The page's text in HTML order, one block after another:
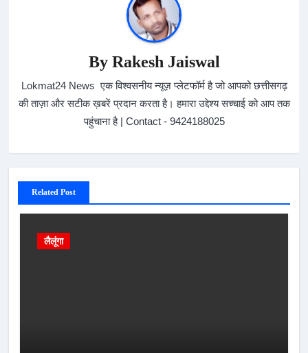
By Rakesh Jaiswal
Lokmat24 News एक विश्वसनीय न्यूज़ प्लेटफॉर्म है जो आपको छत्तीसगढ़
की ताज़ा और सटीक ख़बरें प्रदान करता है। हमारा उद्देश्य सच्चाई को आप तक
पहुंचाना है | Contact - 9424188025
Related Post
लैलूंगा